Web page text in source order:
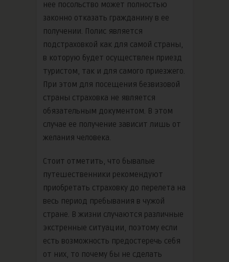
нее посольство может полностью
законно отказать гражданину в ее
получении. Полис является
подстраховкой как для самой страны,
в которую будет осуществлен приезд
туристом, так и для самого приезжего.
При этом для посещения безвизовой
страны страховка не является
обязательным документом. В этом
случае ее получение зависит лишь от
желания человека.
Стоит отметить, что бывалые
путешественники рекомендуют
приобретать страховку до перелета на
весь период пребывания в чужой
стране. В жизни случаются различные
экстренные ситуации, поэтому если
есть возможность предостеречь себя
от них, то почему бы не сделать